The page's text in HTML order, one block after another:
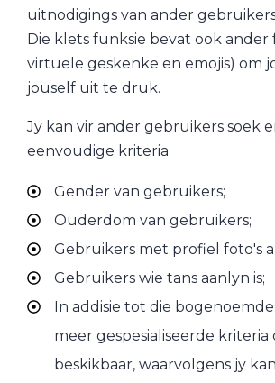
uitnodigings van ander
Die klets funksie bevat ook ander
virtuele geskenke en emojis) om
jouself uit te druk.
Jy kan vir ander gebruikers soek
eenvoudige kriteria
Gender van gebruikers;
Ouderdom van gebruikers;
Gebruikers met profiel foto's
Gebruikers wie tans aanlyn is;
In addisie tot die
meer gespesialiseerde kriteria
beskikbaar, waarvolgens jy